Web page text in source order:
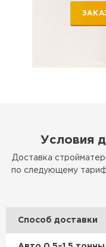
Условия
Доставка
по следующему
Способ доставки